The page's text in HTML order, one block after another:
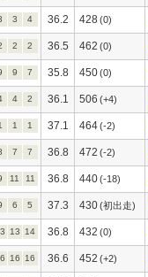
3 4 36.2 428(0)
2 2 36.5 462 (0)
9 7 35.8 450(0)
4 2 36.1 506 (+4)
1 1 37.1 464(-2)
7 7 36.8 472 (-2)
11 11 36.8 440(-18)
6 5 37.3 430(初出走)
13 14 36.8 432 (0)
16 16 36.6 452 (+2)